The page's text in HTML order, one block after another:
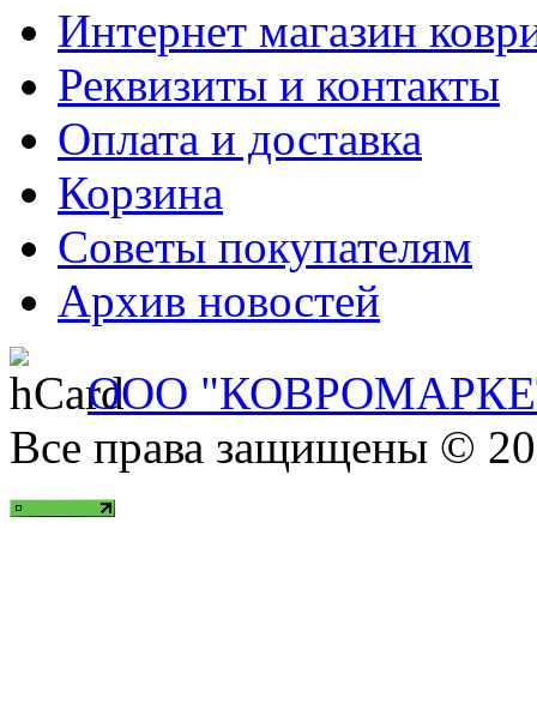
Интернет магазин
Реквизиты и контакты
Оплата и доставка
Корзина
Советы покупателям
Архив новостей
ООО
Все права защищены ©